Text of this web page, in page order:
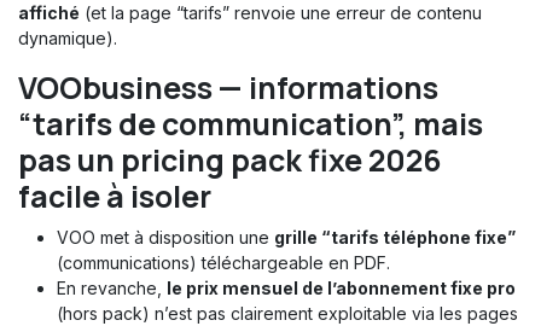
affiché (et la page “tarifs” renvoie une erreur de contenu
dynamique).
VOObusiness — informations
“tarifs de communication”, mais
pas un pricing pack fixe 2026
facile à isoler
VOO met à disposition une grille “tarifs téléphone fixe”
(communications) téléchargeable en PDF.
En revanche, le prix mensuel de l’abonnement fixe pro
(hors pack) n’est pas clairement exploitable via les pages